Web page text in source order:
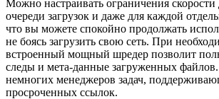
Можно настраивать ограничения скорости
очереди загрузок и даже для каждой
что вы можете спокойно продолжать
не боясь загрузить свою сеть. При
встроенный мощный шредер позволит
следы и мета-данные загруженных
немногих менеджеров задач,
просроченных ссылок.